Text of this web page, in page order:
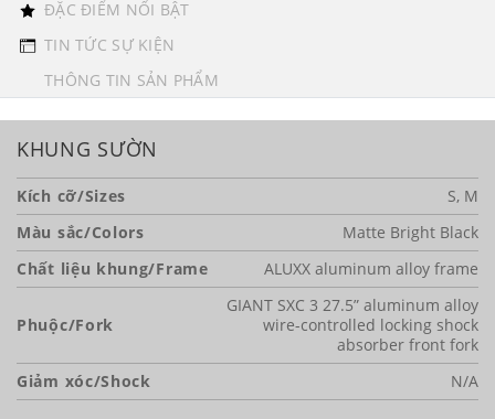
ĐẶC ĐIỂM NỔI BẬT
TIN TỨC SỰ KIỆN
THÔNG TIN SẢN PHẨM
KHUNG SƯỜN
Kích cỡ/Sizes
S, M
Màu sắc/Colors
Matte Bright Black
Chất liệu khung/Frame
ALUXX aluminum alloy frame
Phuộc/Fork
GIANT SXC 3 27.5” aluminum alloy
wire-controlled locking shock
absorber front fork
Giảm xóc/Shock
N/A